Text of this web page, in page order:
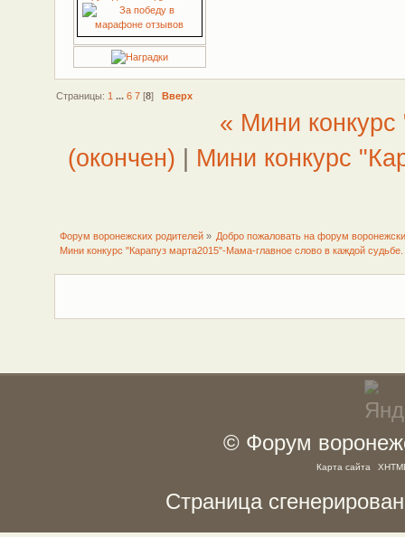
Страницы: 1 ... 6 7[8] Вверх
« Мини
(окончен) | Мини конкурс
Форум воронежских родителей» Добро пожаловать на форум
Мини конкурс "Карапуз марта2015"-Мама-главное слово в каждой
© Форум
Карта сайта
Страница